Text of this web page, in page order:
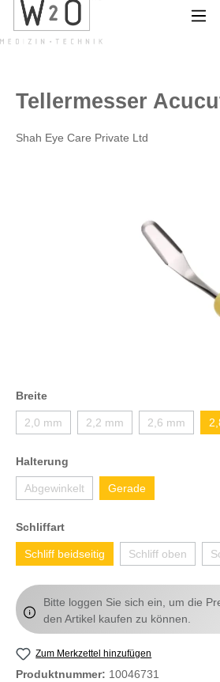
springen
Tellermesser
Shah Eye Care Private Ltd
Breite
2,0 mm 2,2 mm 2,6 mm
Halterung
Abgewinkelt Gerade
Schliffart
Schliff beidseitig Schliff oben
Bitte loggen Sie sich ein, um die
den Artikel kaufen zu können.
Zum Merkzettel hinzufügen
Produktnummer: 10046731